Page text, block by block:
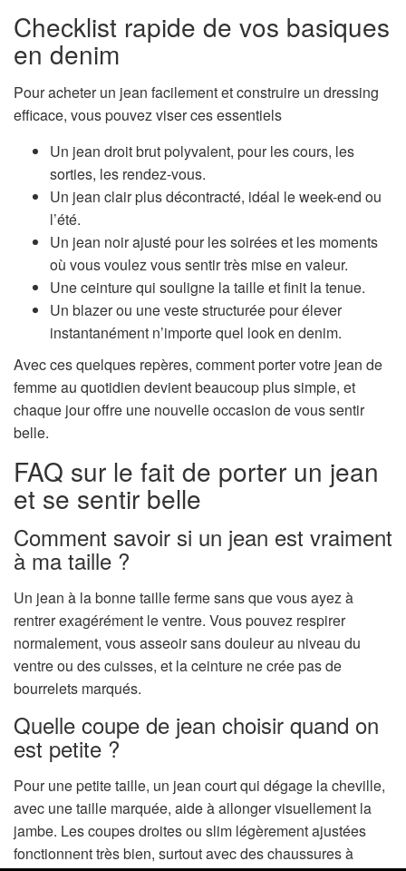
Checklist rapide de vos basiques
en denim
Pour acheter un jean facilement et construire un dressing
efficace, vous pouvez viser ces essentiels
Un jean droit brut polyvalent, pour les cours, les
sorties, les rendez-vous.
Un jean clair plus décontracté, idéal le week-end ou
l’été.
Un jean noir ajusté pour les soirées et les moments
où vous voulez vous sentir très mise en valeur.
Une ceinture qui souligne la taille et finit la tenue.
Un blazer ou une veste structurée pour élever
instantanément n’importe quel look en denim.
Avec ces quelques repères, comment porter votre jean de
femme au quotidien devient beaucoup plus simple, et
chaque jour offre une nouvelle occasion de vous sentir
belle.
FAQ sur le fait de porter un jean
et se sentir belle
Comment savoir si un jean est vraiment
à ma taille ?
Un jean à la bonne taille ferme sans que vous ayez à
rentrer exagérément le ventre. Vous pouvez respirer
normalement, vous asseoir sans douleur au niveau du
ventre ou des cuisses, et la ceinture ne crée pas de
bourrelets marqués.
Quelle coupe de jean choisir quand on
est petite ?
Pour une petite taille, un jean court qui dégage la cheville,
avec une taille marquée, aide à allonger visuellement la
jambe. Les coupes droites ou slim légèrement ajustées
fonctionnent très bien, surtout avec des chaussures à